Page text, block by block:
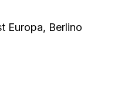
Europa, Berlino